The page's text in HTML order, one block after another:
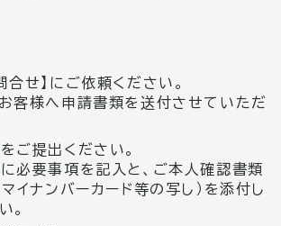
合せ】にご依頼ください。
客様へ申請書類を送付させていただ
ご提出ください。
必要事項を記入と、ご本人確認書類
マイナンバーカード等の写し）を添付し
。